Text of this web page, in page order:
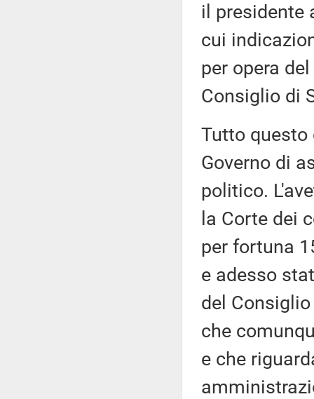
il presidente
cui
per opera
Consiglio di
Tutto questo
Governo di
politico.
la Corte dei
per fortuna
e adesso
del
che
e che